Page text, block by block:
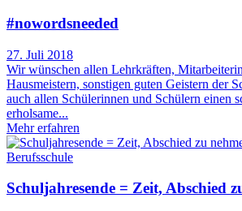
#nowordsneeded
27. Juli 2018
Wir wünschen allen Lehrkräften,
Hausmeistern, sonstigen guten Geistern der
auch allen Schülerinnen und Schülern einen
erholsame...
Mehr erfahren
Berufsschule
Schuljahresende = Zeit, Abschied